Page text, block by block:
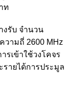
ท
งรับ จำนวน
วามถี่ 2600 MHz
รเข้าใช้วงโคจร
รายได้การประมูล